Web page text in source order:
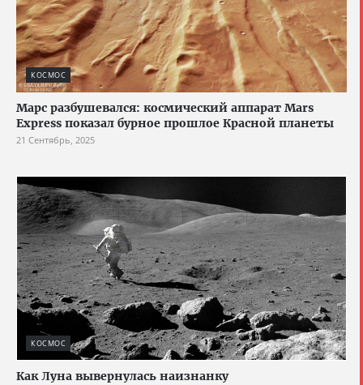
КОСМОС
Марс разбушевался: космический аппарат Mars
Express показал бурное прошлое Красной планеты
21 Сентябрь, 2025
КОСМОС
Как Луна вывернулась наизнанку